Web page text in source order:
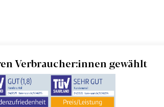
Verbraucher:innen gewählt